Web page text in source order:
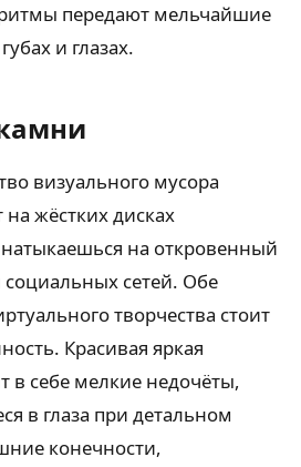
передают мельчайшие
и глазах.
визуального мусора
жёстких дисках
на откровенный
социальных сетей. Обе
творчества стоит
Красивая яркая
в себе мелкие недочёты,
в глаза при детальном
конечности,